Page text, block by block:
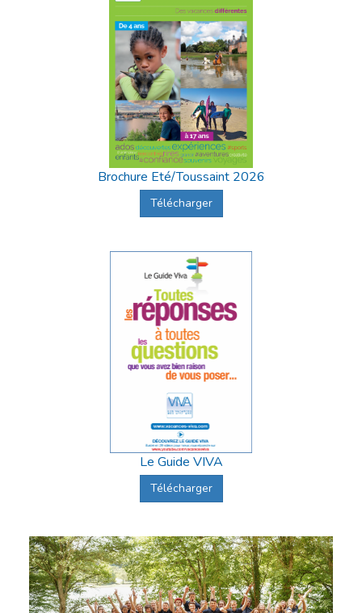
Brochure Eté/Toussaint 2026
Télécharger
Le Guide VIVA
Télécharger